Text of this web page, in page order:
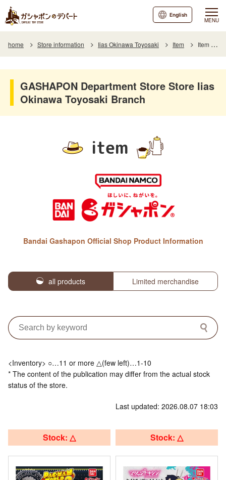
MENU
English
home Store information Iias Okinawa Toyosaki Item Item List
GASHAPON Department Store Store Iias
Okinawa Toyosaki Branch
item
Bandai Gashapon Official Shop Product Information
all products Limited merchandise
<Inventory> ○…11 or more △(few left)…1-10
* The content of the publication may differ from the actual stock
status of the store.
Last updated: 2026.08.07 18:03
Stock: △ Stock: △